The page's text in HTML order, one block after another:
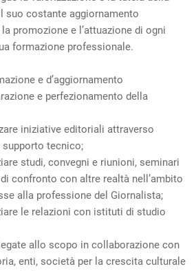
suo costante aggiornamento
promozione e l’attuazione di ogni
formazione professionale.
e d’aggiornamento
e perfezionamento della
iniziative editoriali attraverso
tecnico;
studi, convegni e riunioni, seminari
confronto con altre realtà nell’ambito
alla professione del Giornalista;
le relazioni con istituti di studio
allo scopo in collaborazione con
enti, società per la crescita culturale